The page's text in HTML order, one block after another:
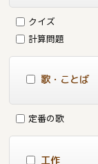
クイズ
計算問題
歌・ことば
定番の歌
工作